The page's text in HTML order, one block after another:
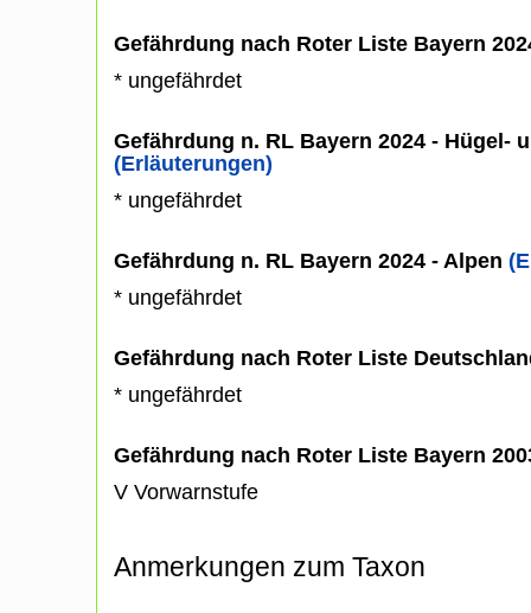
Gefährdung nach Roter Liste Bayern
* ungefährdet
Gefährdung n. RL Bayern 2024 - Hügel-
(Erläuterungen)
* ungefährdet
Gefährdung n. RL Bayern 2024 - Alpen
* ungefährdet
Gefährdung nach Roter Liste
* ungefährdet
Gefährdung nach Roter Liste Bayern
V Vorwarnstufe
Anmerkungen zum Taxon